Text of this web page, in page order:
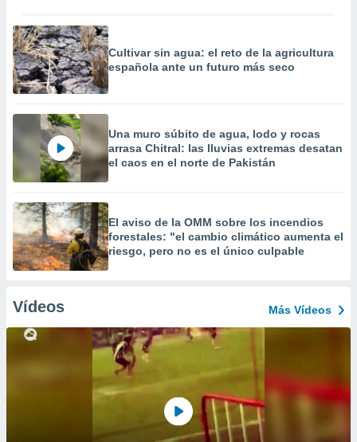
Cultivar sin agua: el reto de la agricultura
española ante un futuro más seco
Una muro súbito de agua, lodo y rocas
arrasa Chitral: las lluvias extremas desatan
el caos en el norte de Pakistán
El aviso de la OMM sobre los incendios
forestales: "el cambio climático aumenta el
riesgo, pero no es el único culpable
Vídeos Más Vídeos